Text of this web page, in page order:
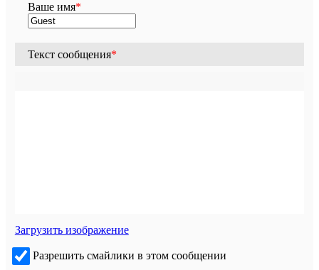
Ваше имя*
Текст сообщения*
Загрузить изображение
Разрешить смайлики в этом сообщении